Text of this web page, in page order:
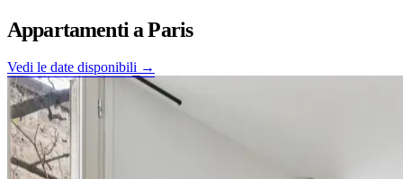
Appartamenti aParis
Vedi le date disponibili →